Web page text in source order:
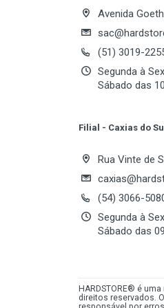
L1
L2
Avenida
(51) 3019-
Segunda à
Sábado das
Filial - Caxias do Sul
Rua Vinte de
(54) 3066-
Segunda à
Sábado das
HARDSTORE® é uma
direitos reservados.